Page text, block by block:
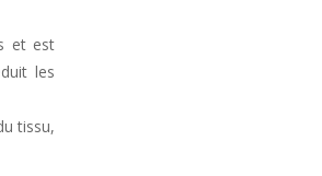
et est
les
tissu,